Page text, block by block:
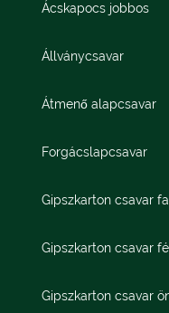
Ácskapocs jobbos
Állványcsavar
Átmenő alapcsavar
Forgácslapcsavar
Gipszkarton csavar
Gipszkarton csavar
Gipszkarton csavar